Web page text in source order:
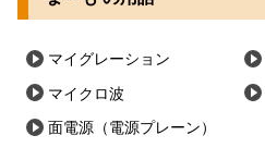
マイグレーション
マイクロ波
面電源（電源プレーン）